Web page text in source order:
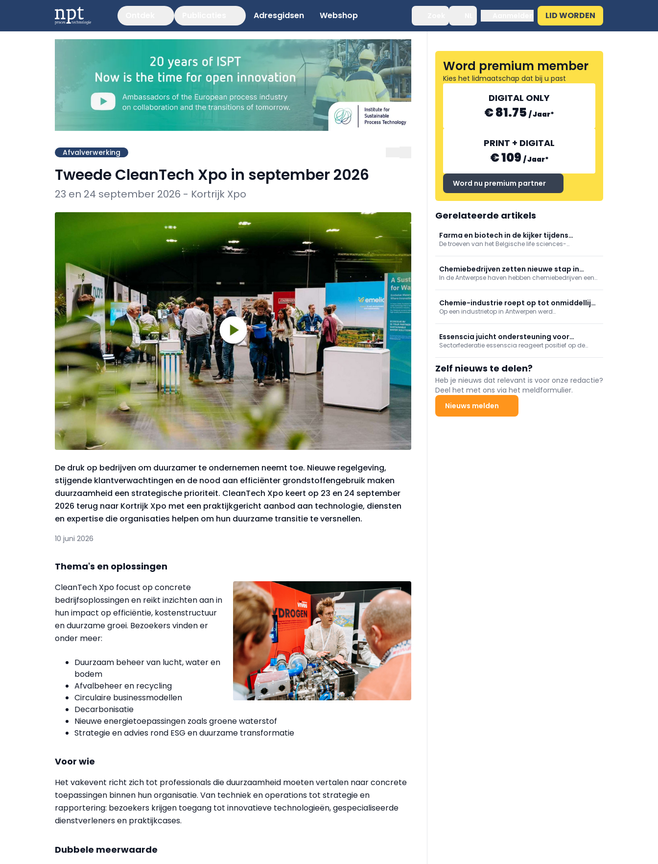
Adresgidsen Webshop LID WORDEN
Afvalverwerking
Tweede CleanTech Xpo in september 2026
23 en 24 september 2026 - Kortrijk Xpo
De druk op bedrijven om duurzamer te ondernemen neemt toe. Nieuwe regelgeving,
stijgende klantverwachtingen en de nood aan efficiënter grondstoffengebruik maken
duurzaamheid een strategische prioriteit. CleanTech Xpo keert op 23 en 24 september
2026 terug naar Kortrijk Xpo met een praktijkgericht aanbod aan technologie, diensten
en expertise die organisaties helpen om hun duurzame transitie te versnellen.
10 juni 2026
Thema's en oplossingen
CleanTech Xpo focust op concrete
bedrijfsoplossingen en reikt inzichten aan in
hun impact op efficiëntie, kostenstructuur
en duurzame groei. Bezoekers vinden er
onder meer:
Duurzaam beheer van lucht, water en
bodem
Afvalbeheer en recycling
Circulaire businessmodellen
Decarbonisatie
Nieuwe energietoepassingen zoals groene waterstof
Strategie en advies rond ESG en duurzame transformatie
Voor wie
Het vakevent richt zich tot professionals die duurzaamheid moeten vertalen naar concrete
toepassingen binnen hun organisatie. Van techniek en operations tot strategie en
rapportering: bezoekers krijgen toegang tot innovatieve technologieën, gespecialiseerde
dienstverleners en praktijkcases.
Dubbele meerwaarde
Word premium member
Kies het lidmaatschap dat bij u past
DIGITAL ONLY
€ 81.75 /Jaar*
PRINT + DIGITAL
€ 109 /Jaar*
Word nu premium partner
Gerelateerde artikels
Farma en biotech in de kijker tijdens
Belgische economische missie naar Turkije
De troeven van het Belgische life sciences-
Hare Majesteit de Koningin. Sectorfederatie essenscia
nam in Istanboel deel aan een high-level seminarie.
Chemiebedrijven zetten nieuwe stap in
hergebruik afvalwater
In de Antwerpse haven hebben chemiebedrijven een
installatie gestart die test hoe gezuiverd afvalwater
kan worden omgezet in hoogwaardig proceswater.
Chemie-industrie roept op tot onmiddellijke
noodmaatregelen
Op een industrietop in Antwerpen werd
van de energie-intensieve industrie te herstellen. "Dit
is de Antwerp call to action: Europa moet nu in actie
Essenscia juicht ondersteuning voor
transitiecontracten toe
Sectorfederatie essenscia reageert positief op de
industriële transitie via zogeheten transitiecontracten.
Zelf nieuws te delen?
Heb je nieuws dat relevant is voor onze redactie?
Deel het met ons via het meldformulier.
Nieuws melden